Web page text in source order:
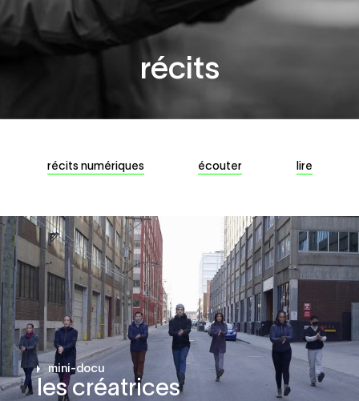
récits
récits numériques écouter lire
mini-docu
les créatrices